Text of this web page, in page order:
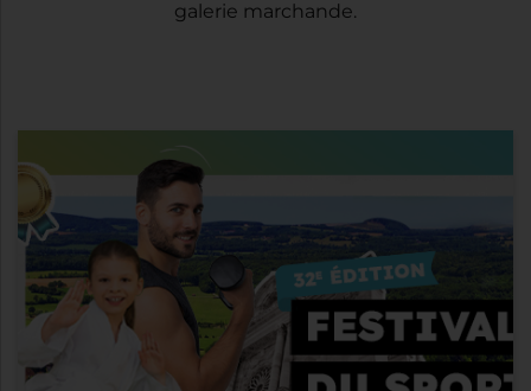
galerie marchande.